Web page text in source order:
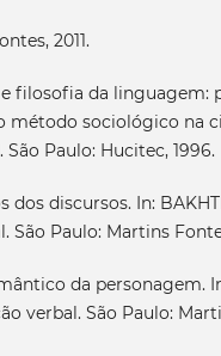
2011.
e filosofia da linguagem:
método sociológico na
Paulo: Hucitec, 1996.
dos discursos. In:
São Paulo: Martins
da personagem.
verbal. São Paulo: